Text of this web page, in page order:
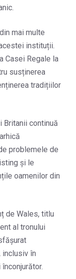
mai multe
instituții.
Casei Regale la
susținerea
tradițiilor
Britanii continuă
problemele de
și le
oamenilor din
de Wales, titlu
al tronului
inclusiv în